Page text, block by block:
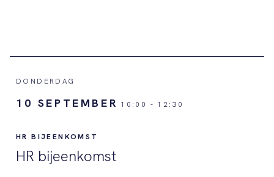
DONDERDAG
10 SEPTEMBER 10:00 - 12:30
HR BIJEENKOMST
HR bijeenkomst